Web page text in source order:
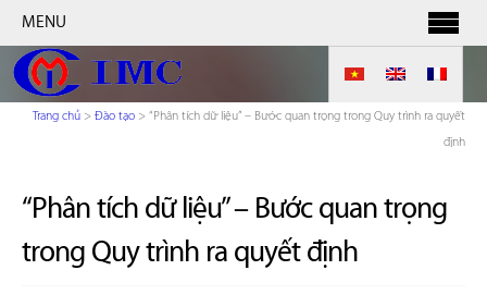
MENU
Trang chủ > Đào tạo > “Phân tích dữ liệu” – Bước quan trọng trong Quy trình ra quyết
định
“Phân tích dữ liệu” – Bước quan trọng
trong Quy trình ra quyết định